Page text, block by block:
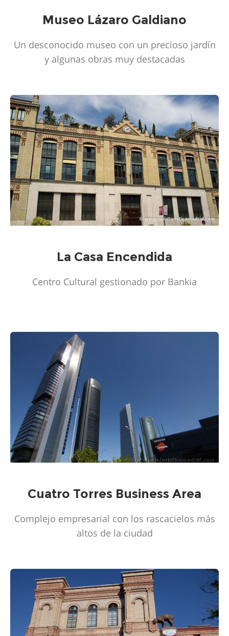
Museo Lázaro Galdiano
Un desconocido museo con un precioso jardín
y algunas obras muy destacadas
La Casa Encendida
Centro Cultural gestionado por Bankia
Cuatro Torres Business Area
Complejo empresarial con los rascacielos más
altos de la ciudad